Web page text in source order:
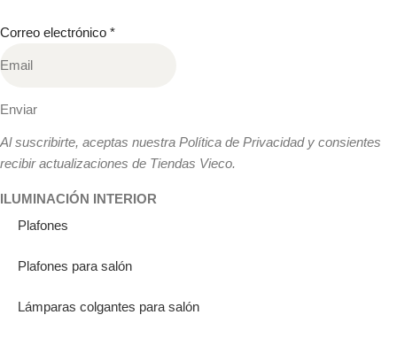
Correo electrónico *
Enviar
Al suscribirte, aceptas nuestra Política de Privacidad y consientes
recibir actualizaciones de Tiendas Vieco.
ILUMINACIÓN INTERIOR
Plafones
Plafones para salón
Lámparas colgantes para salón